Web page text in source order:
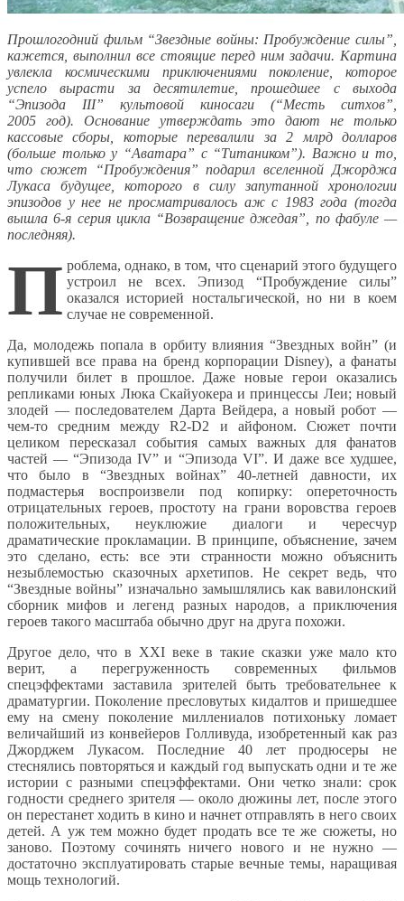
Прошлогодний фильм “Звездные войны: Пробуждение силы”,
кажется, выполнил все стоящие перед ним задачи. Картина
увлекла космическими приключениями поколение, которое
успело вырасти за десятилетие, прошедшее с выхода
“Эпизода III” культовой киносаги (“Месть ситхов”,
2005 год). Основание утверждать это дают не только
кассовые сборы, которые перевалили за 2 млрд долларов
(больше только у “Аватара” с “Титаником”). Важно и то,
что сюжет “Пробуждения” подарил вселенной Джорджа
Лукаса будущее, которого в силу запутанной хронологии
эпизодов у нее не просматривалось аж с 1983 года (тогда
вышла 6-я серия цикла “Возвращение джедая”, по фабуле —
последняя).
П роблема, однако, в том, что сценарий этого будущего
устроил не всех. Эпизод “Пробуждение силы”
оказался историей ностальгической, но ни в коем
случае не современной.
Да, молодежь попала в орбиту влияния “Звездных войн” (и
купившей все права на бренд корпорации Disney), а фанаты
получили билет в прошлое. Даже новые герои оказались
репликами юных Люка Скайуокера и принцессы Леи; новый
злодей — последователем Дарта Вейдера, а новый робот —
чем-то средним между R2-D2 и айфоном. Сюжет почти
целиком пересказал события самых важных для фанатов
частей — “Эпизода IV” и “Эпизода VI”. И даже все худшее,
что было в “Звездных войнах” 40-летней давности, их
подмастерья воспроизвели под копирку: опереточность
отрицательных героев, простоту на грани воровства героев
положительных, неуклюжие диалоги и чересчур
драматические прокламации. В принципе, объяснение, зачем
это сделано, есть: все эти странности можно объяснить
незыблемостью сказочных архетипов. Не секрет ведь, что
“Звездные войны” изначально замышлялись как вавилонский
сборник мифов и легенд разных народов, а приключения
героев такого масштаба обычно друг на друга похожи.
Другое дело, что в XXI веке в такие сказки уже мало кто
верит, а перегруженность современных фильмов
спецэффектами заставила зрителей быть требовательнее к
драматургии. Поколение пресловутых кидалтов и пришедшее
ему на смену поколение миллениалов потихоньку ломает
величайший из конвейеров Голливуда, изобретенный как раз
Джорджем Лукасом. Последние 40 лет продюсеры не
стеснялись повторяться и каждый год выпускать одни и те же
истории с разными спецэффектами. Они четко знали: срок
годности среднего зрителя — около дюжины лет, после этого
он перестанет ходить в кино и начнет отправлять в него своих
детей. А уж тем можно будет продать все те же сюжеты, но
заново. Поэтому сочинять ничего нового и не нужно —
достаточно эксплуатировать старые вечные темы, наращивая
мощь технологий.